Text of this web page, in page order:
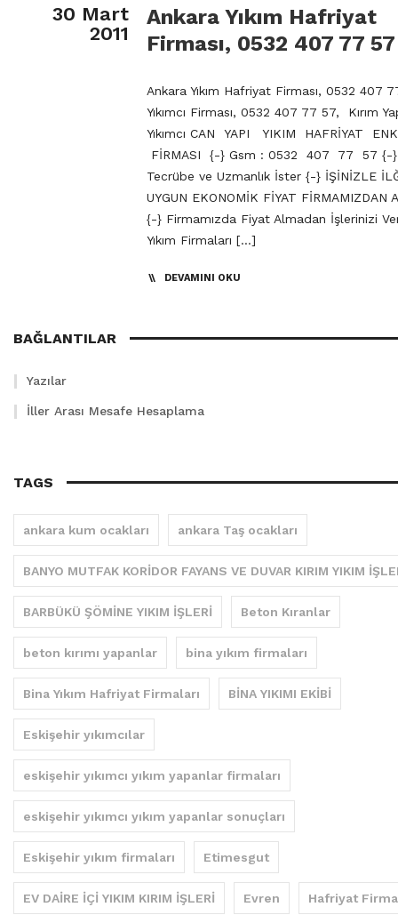
30 Mart
2011
Ankara Yıkım Hafriyat
Firması, 0532 407 77 57
Ankara Yıkım Hafriyat Firması, 0532 407
Yıkımcı Firması, 0532 407 77 57, Kırım
Yıkımcı CAN YAPI YIKIM HAFRİYAT
FİRMASI {-} Gsm : 0532 407 77 57 {-}
Tecrübe ve Uzmanlık İster {-} İŞİNİZLE
UYGUN EKONOMİK FİYAT FİRMAMIZDAN
{-} Firmamızda Fiyat Almadan İşlerinizi
Yıkım Firmaları […]
DEVAMINI OKU
BAĞLANTILAR
Yazılar
İller Arası Mesafe Hesaplama
TAGS
ankara kum ocakları ankara Taş ocakları
BANYO MUTFAK KORİDOR FAYANS VE DUVAR KIRIM YIKIM
BARBÜKÜ ŞÖMİNE YIKIM İŞLERİ Beton Kıranlar
beton kırımı yapanlar bina yıkım firmaları
Bina Yıkım Hafriyat Firmaları BİNA YIKIMI EKİBİ
Eskişehir yıkımcılar
eskişehir yıkımcı yıkım yapanlar firmaları
eskişehir yıkımcı yıkım yapanlar sonuçları
Eskişehir yıkım firmaları Etimesgut
EV DAİRE İÇİ YIKIM KIRIM İŞLERİ Evren Hafriyat